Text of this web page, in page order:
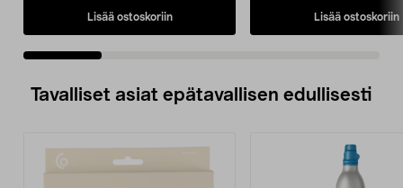
Lisää ostoskoriin Lisää ostoskoriin
Tavalliset asiat epätavallisen edullisesti